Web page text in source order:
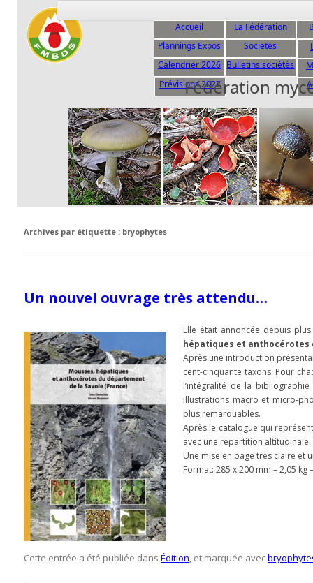
Accueil La Fédération
Plannings Expos Societes
Calendrier 2026
Prévisions 2027
Bulletins sociétés
Fédération
Archives par étiquette : bryophytes
Un nouvel ouvrage très attendu…
Elle était annoncée depuis
hépatiques et anthocérotes
Après une introduction
cent-cinquante taxons. Pour
l’intégralité de la
illustrations macro et micro-
plus remarquables.
Après le catalogue qui
avec une répartition altitudinale.
Une mise en page très claire et
Format: 285 x 200 mm – 2,05
Cette entrée a été publiée dans Édition, et marquée avec